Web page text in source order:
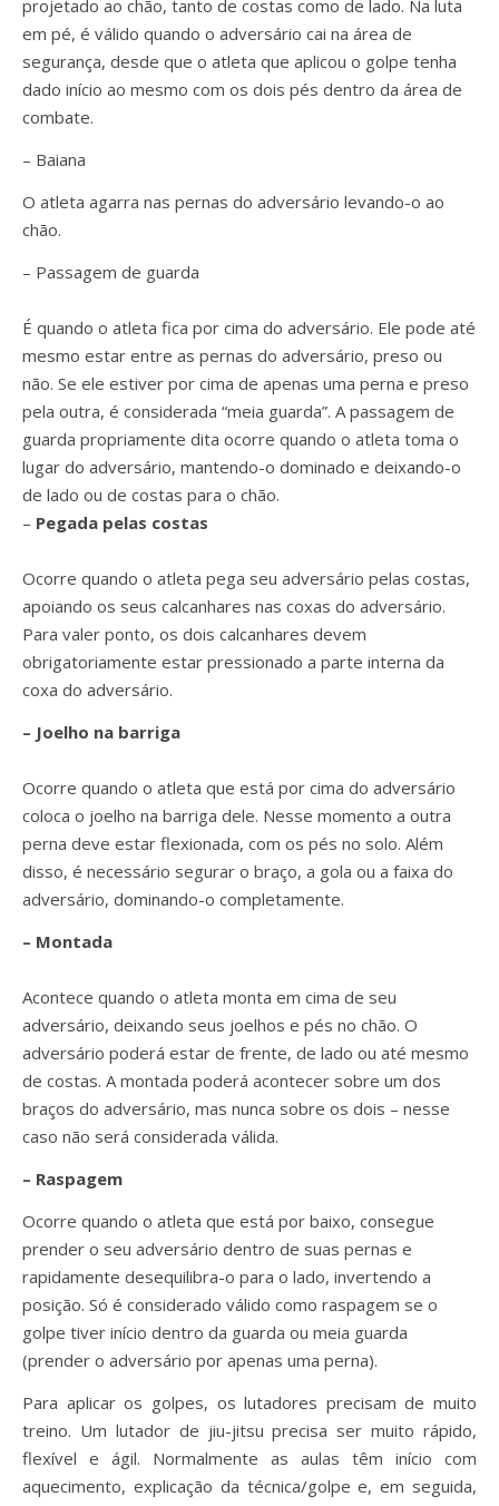
projetado ao chão, tanto de costas como de lado. Na luta
em pé, é válido quando o adversário cai na área de
segurança, desde que o atleta que aplicou o golpe tenha
dado início ao mesmo com os dois pés dentro da área de
combate.
– Baiana
O atleta agarra nas pernas do adversário levando-o ao
chão.
– Passagem de guarda
É quando o atleta fica por cima do adversário. Ele pode até
mesmo estar entre as pernas do adversário, preso ou
não. Se ele estiver por cima de apenas uma perna e preso
pela outra, é considerada “meia guarda”. A passagem de
guarda propriamente dita ocorre quando o atleta toma o
lugar do adversário, mantendo-o dominado e deixando-o
de lado ou de costas para o chão.
– Pegada pelas costas
Ocorre quando o atleta pega seu adversário pelas costas,
apoiando os seus calcanhares nas coxas do adversário.
Para valer ponto, os dois calcanhares devem
obrigatoriamente estar pressionado a parte interna da
coxa do adversário.
– Joelho na barriga
Ocorre quando o atleta que está por cima do adversário
coloca o joelho na barriga dele. Nesse momento a outra
perna deve estar flexionada, com os pés no solo. Além
disso, é necessário segurar o braço, a gola ou a faixa do
adversário, dominando-o completamente.
– Montada
Acontece quando o atleta monta em cima de seu
adversário, deixando seus joelhos e pés no chão. O
adversário poderá estar de frente, de lado ou até mesmo
de costas. A montada poderá acontecer sobre um dos
braços do adversário, mas nunca sobre os dois – nesse
caso não será considerada válida.
– Raspagem
Ocorre quando o atleta que está por baixo, consegue
prender o seu adversário dentro de suas pernas e
rapidamente desequilibra-o para o lado, invertendo a
posição. Só é considerado válido como raspagem se o
golpe tiver início dentro da guarda ou meia guarda
(prender o adversário por apenas uma perna).
Para aplicar os golpes, os lutadores precisam de muito
treino. Um lutador de jiu-jitsu precisa ser muito rápido,
flexível e ágil. Normalmente as aulas têm início com
aquecimento, explicação da técnica/golpe e, em seguida,